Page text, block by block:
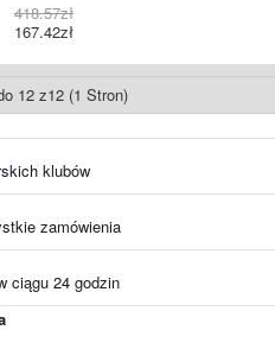
MŚ 2026 Krótki Rękaw
418.57zł
167.42zł
12 z12 (1 Stron)
klubów
zamówienia
ciągu 24 godzin